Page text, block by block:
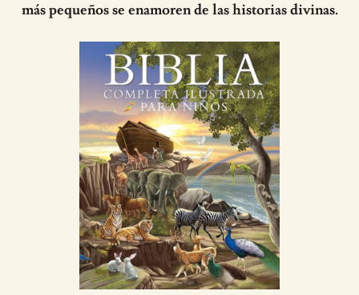
más pequeños se enamoren de las historias divinas.